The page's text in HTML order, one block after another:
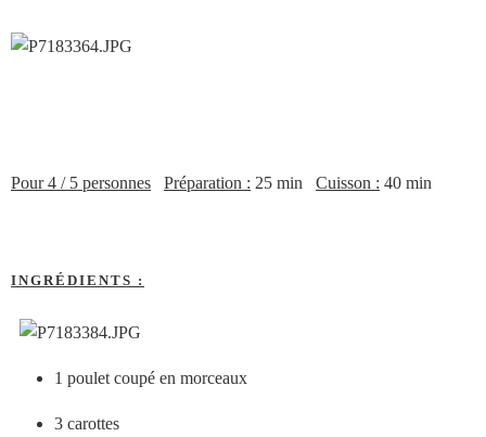
Pour 4 / 5 personnes Préparation : 25 min Cuisson : 40 min
INGRÉDIENTS :
1 poulet coupé en morceaux
3 carottes